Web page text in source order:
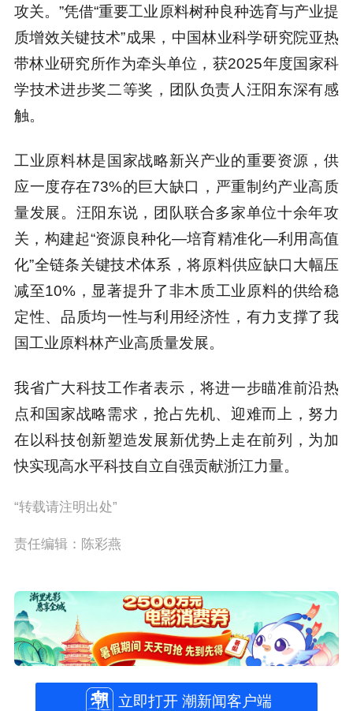
攻关。”凭借“重要工业原料树种良种选育与产业提
质增效关键技术”成果，中国林业科学研究院亚热
带林业研究所作为牵头单位，获2025年度国家科
学技术进步奖二等奖，团队负责人汪阳东深有感
触。
工业原料林是国家战略新兴产业的重要资源，供
应一度存在73%的巨大缺口，严重制约产业高质
量发展。汪阳东说，团队联合多家单位十余年攻
关，构建起“资源良种化—培育精准化—利用高值
化”全链条关键技术体系，将原料供应缺口大幅压
减至10%，显著提升了非木质工业原料的供给稳
定性、品质均一性与利用经济性，有力支撑了我
国工业原料林产业高质量发展。
我省广大科技工作者表示，将进一步瞄准前沿热
点和国家战略需求，抢占先机、迎难而上，努力
在以科技创新塑造发展新优势上走在前列，为加
快实现高水平科技自立自强贡献浙江力量。
“转载请注明出处”
责任编辑：陈彩燕
立即打开 潮新闻客户端